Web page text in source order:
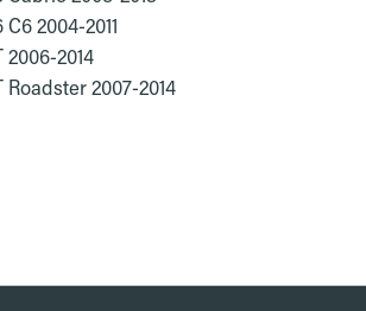
2004-2011
2014
Roadster 2007-2014